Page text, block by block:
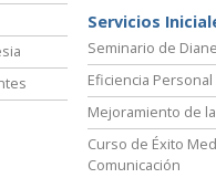
Servicios
Seminario de
Eficiencia Personal
Mejoramiento de
Curso de Éxito
Comunicación